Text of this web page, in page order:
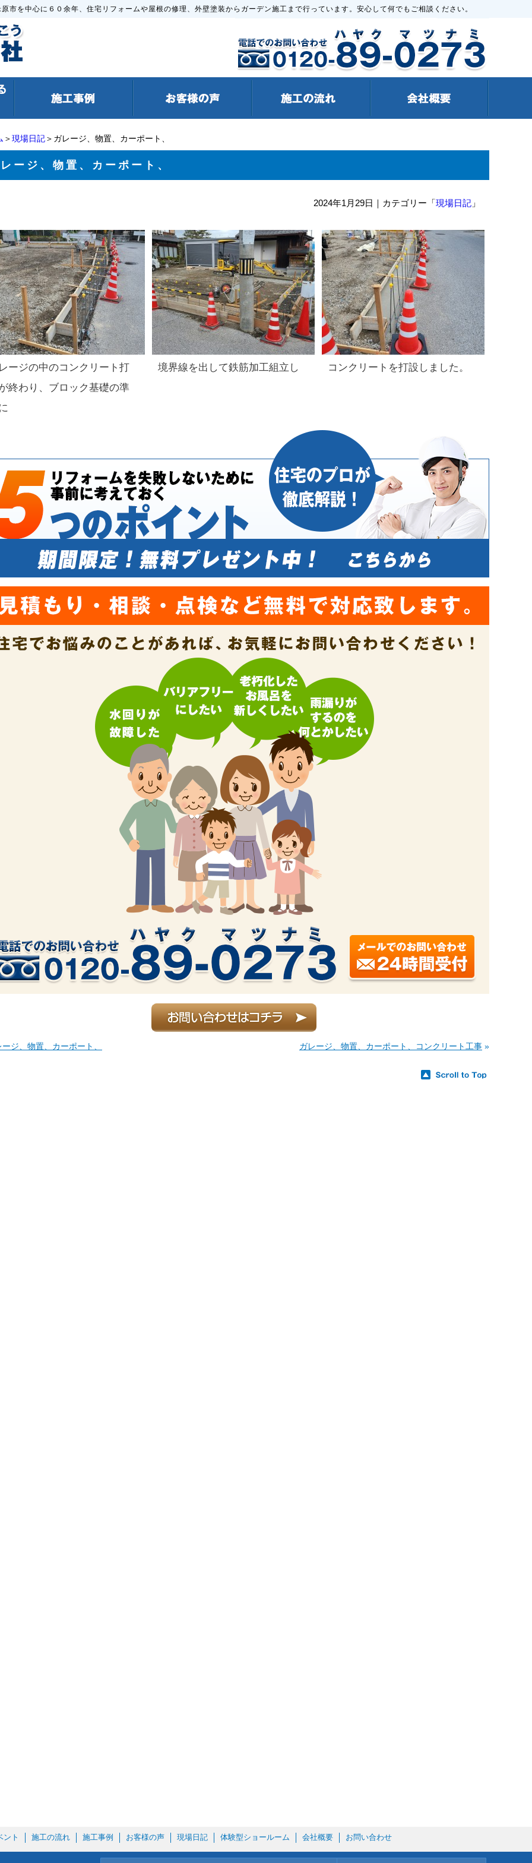
市を中心に６０余年、住宅リフォームや屋根の修理、外壁塗装からガーデン施工まで行っています。安心して何でもご相談ください。
＞現場日記＞ガレージ、物置、カーポート、
ージ、物置、カーポート、
2024年1月29日 ｜カテゴリー「現場日記 」
ージの中のコンクリート打
終わり、ブロック基礎の準
境界線を出して鉄筋加工組立し コンクリートを打設しました。
ジ、物置、カーポート、 ガレージ、物置、カーポート、コンクリート工事 »
ント 施工の流れ 施工事例 お客様の声 現場日記 体験型ショールーム 会社概要 お問い合わせ